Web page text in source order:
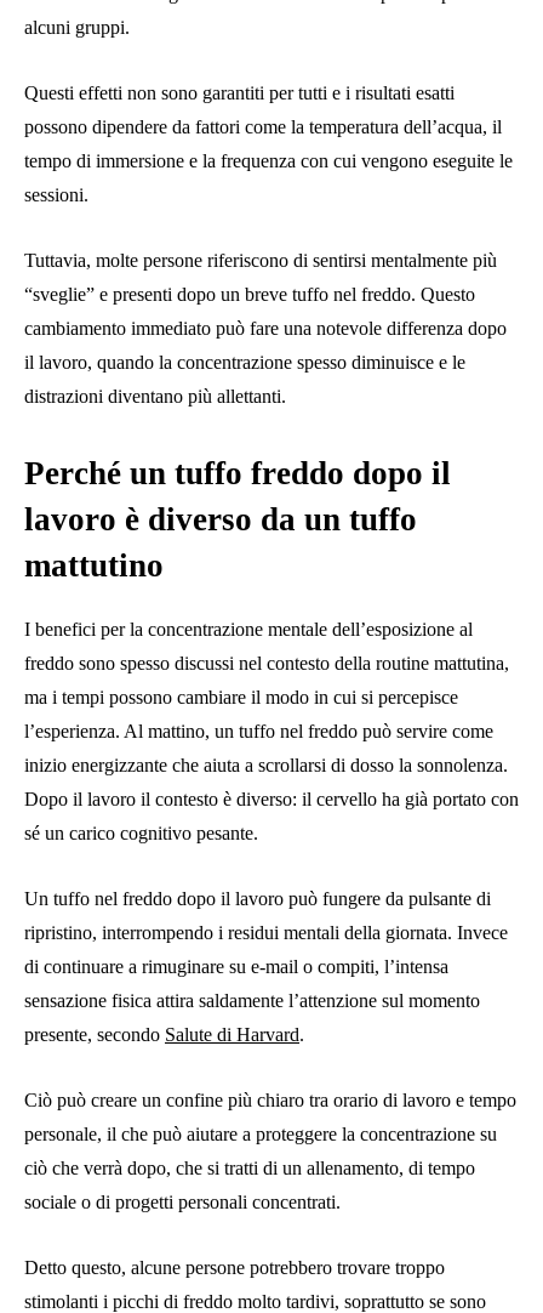
alcuni gruppi.
Questi effetti non sono garantiti per tutti e i risultati esatti
possono dipendere da fattori come la temperatura dell’acqua, il
tempo di immersione e la frequenza con cui vengono eseguite le
sessioni.
Tuttavia, molte persone riferiscono di sentirsi mentalmente più
“sveglie” e presenti dopo un breve tuffo nel freddo. Questo
cambiamento immediato può fare una notevole differenza dopo
il lavoro, quando la concentrazione spesso diminuisce e le
distrazioni diventano più allettanti.
Perché un tuffo freddo dopo il
lavoro è diverso da un tuffo
mattutino
I benefici per la concentrazione mentale dell’esposizione al
freddo sono spesso discussi nel contesto della routine mattutina,
ma i tempi possono cambiare il modo in cui si percepisce
l’esperienza. Al mattino, un tuffo nel freddo può servire come
inizio energizzante che aiuta a scrollarsi di dosso la sonnolenza.
Dopo il lavoro il contesto è diverso: il cervello ha già portato con
sé un carico cognitivo pesante.
Un tuffo nel freddo dopo il lavoro può fungere da pulsante di
ripristino, interrompendo i residui mentali della giornata. Invece
di continuare a rimuginare su e-mail o compiti, l’intensa
sensazione fisica attira saldamente l’attenzione sul momento
presente, secondo Salute di Harvard.
Ciò può creare un confine più chiaro tra orario di lavoro e tempo
personale, il che può aiutare a proteggere la concentrazione su
ciò che verrà dopo, che si tratti di un allenamento, di tempo
sociale o di progetti personali concentrati.
Detto questo, alcune persone potrebbero trovare troppo
stimolanti i picchi di freddo molto tardivi, soprattutto se sono